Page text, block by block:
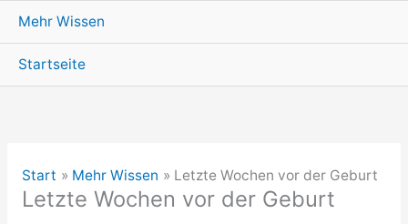
Mehr Wissen
Startseite
Start Mehr Wissen Letzte Wochen vor der Geburt
Letzte Wochen vor der Geburt